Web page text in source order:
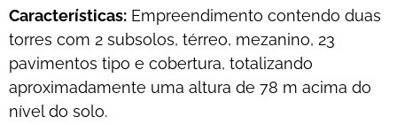
Características: Empreendimento contendo duas
torres com 2 subsolos, térreo, mezanino, 23
pavimentos tipo e cobertura, totalizando
aproximadamente uma altura de 78 m acima do
nível do solo.